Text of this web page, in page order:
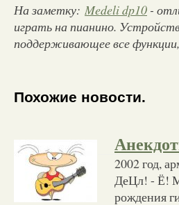
На заметку: Medeli dp10 -
играть на пианино.
поддерживающее все
Похожие новости.
2002 год,
ДеЦл! - Ё!
рождения